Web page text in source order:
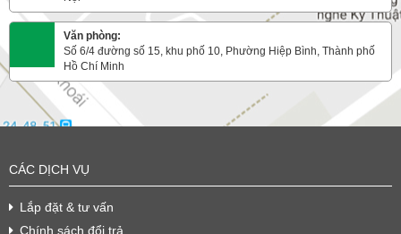
Văn phòng:
Số 6/4 đường số 15, khu phố 10, Phường Hiệp Bình, Thành phố
Hồ Chí Minh
CÁC DỊCH VỤ
Lắp đặt & tư vấn
Chính sách đổi trả